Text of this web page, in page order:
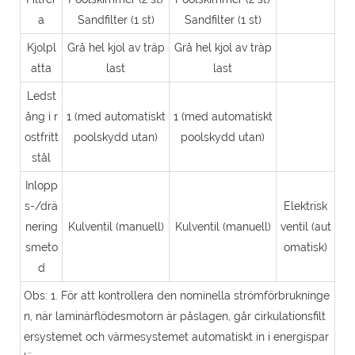
a
Sandfilter (1 st)
Sandfilter (1 st)
Kjolpl
atta
Grå hel kjol av träp
last
Grå hel kjol av träp
last
Ledst
ång i r
ostfritt
stål
1 (med automatiskt
poolskydd utan)
1 (med automatiskt
poolskydd utan)
Inlopp
s-/drä
nering
smeto
d
Kulventil (manuell) Kulventil (manuell)
Elektrisk
ventil (aut
omatisk)
Obs: 1. För att kontrollera den nominella strömförbrukninge
n, när laminärflödesmotorn är påslagen, går cirkulationsfilt
ersystemet och värmesystemet automatiskt in i energispar